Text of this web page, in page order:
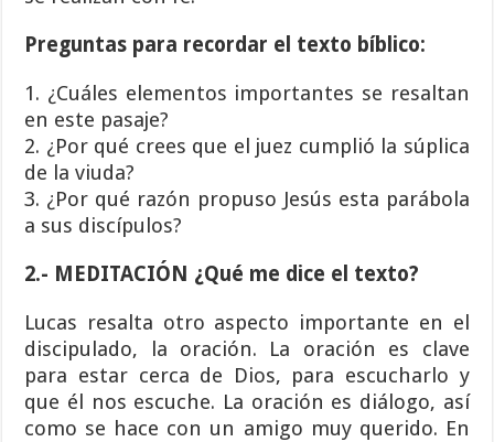
Preguntas para recordar el texto bíblico:
1. ¿Cuáles elementos importantes se resaltan
en este pasaje?
2. ¿Por qué crees que el juez cumplió la súplica
de la viuda?
3. ¿Por qué razón propuso Jesús esta parábola
a sus discípulos?
2.- MEDITACIÓN ¿Qué me dice el texto?
Lucas resalta otro aspecto importante en el
discipulado, la oración. La oración es clave
para estar cerca de Dios, para escucharlo y
que él nos escuche. La oración es diálogo, así
como se hace con un amigo muy querido. En